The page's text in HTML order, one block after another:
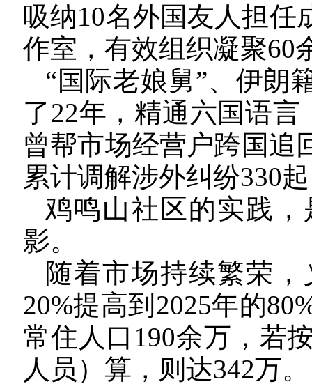
吸纳10名外国友人担任
作室，有效组织凝聚60
“国际老娘舅”、伊朗
了22年，精通六国语
曾帮市场经营户跨国追
累计调解涉外纠纷330
鸡鸣山社区的实践
影。
随着市场持续繁荣
20%提高到2025年的
常住人口190余万，若
人员）算，则达342万。